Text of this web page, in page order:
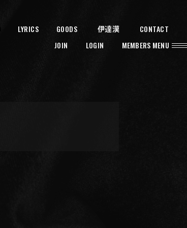
LYRICS GOODS 伊達漢
CONTACT
JOIN
LOGIN MEMBERS MENU